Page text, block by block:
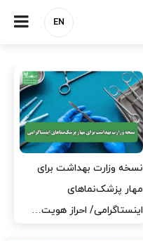
EN
مدیریت سلامت، میدان
آزمون و خطا نیست